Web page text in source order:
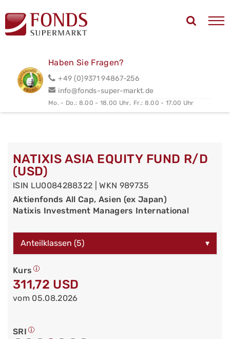
Haben Sie Fragen?
+49 (0)9371 94867-256
info@fonds-super-markt.de
Mo. - Do.: 8.00 - 18.00 Uhr, Fr.: 8.00 - 17.00 Uhr
NATIXIS ASIA EQUITY FUND R/D
(USD)
ISIN LU0084288322 | WKN 989735
Aktienfonds All Cap, Asien (ex Japan)
Natixis Investment Managers International
Anteilklassen (5) ▾
Kurs
311,72 USD
vom 05.08.2026
SRI